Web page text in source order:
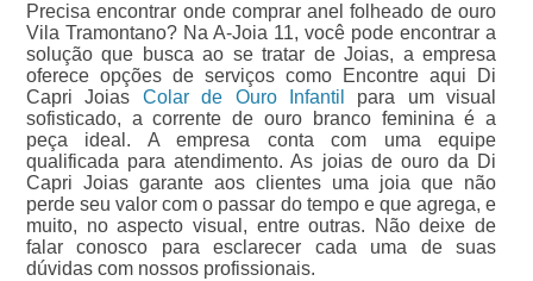
Precisa encontrar onde comprar anel folheado de ouro
Vila Tramontano? Na A-Joia 11, você pode encontrar a
solução que busca ao se tratar de Joias, a empresa
oferece opções de serviços como Encontre aqui Di
Capri Joias Colar de Ouro Infantil
para um visual
sofisticado, a corrente de ouro branco feminina é a
peça ideal. A empresa conta com uma equipe
qualificada para atendimento. As joias de ouro da Di
Capri Joias garante aos clientes uma joia que não
perde seu valor com o passar do tempo e que agrega, e
muito, no aspecto visual, entre outras. Não deixe de
falar conosco para esclarecer cada uma de suas
dúvidas com nossos profissionais.